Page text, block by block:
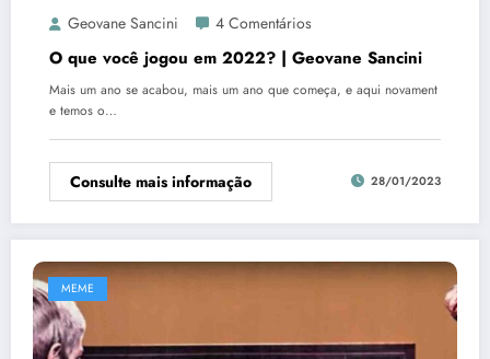
Geovane Sancini 4 Comentários
O que você jogou em 2022? | Geovane Sancini
Mais um ano se acabou, mais um ano que começa, e aqui novament
e temos o…
Consulte mais informação 28/01/2023
MEME